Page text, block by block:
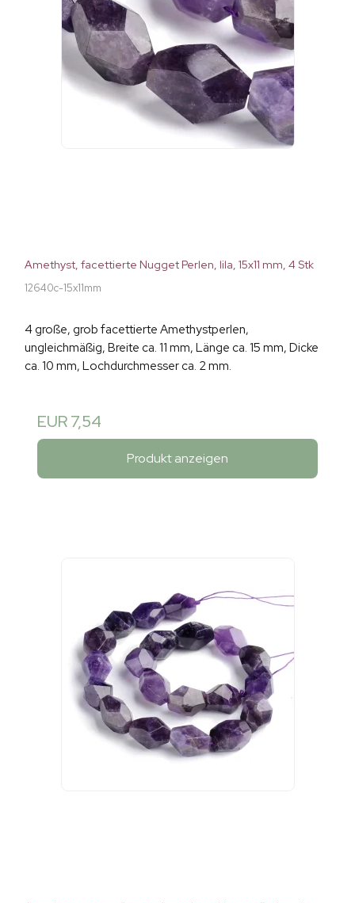
Amethyst, facettierte Nugget Perlen, lila, 15x11 mm, 4 Stk
12640c-15x11mm
4 große, grob facettierte Amethystperlen,
ungleichmäßig, Breite ca. 11 mm, Länge ca. 15 mm, Dicke
ca. 10 mm, Lochdurchmesser ca. 2 mm.
EUR 7,54
Produkt anzeigen